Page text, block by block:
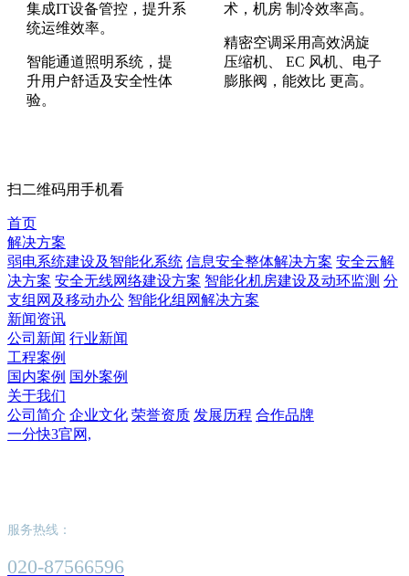
集成IT设备管控，提升系
统运维效率。
智能通道照明系统，提
升用户舒适及安全性体
验。
术，机房 制冷效率高。
精密空调采用高效涡旋
压缩机、 EC 风机、电子
膨胀阀，能效比 更高。
扫二维码用手机看
首页
解决方案
弱电系统建设及智能化系统 信息安全整体解决方案 安全云解
决方案 安全无线网络建设方案 智能化机房建设及动环监测 分
支组网及移动办公 智能化组网解决方案
新闻资讯
公司新闻 行业新闻
工程案例
国内案例 国外案例
关于我们
公司简介 企业文化 荣誉资质 发展历程 合作品牌
一分快3官网,
服务热线：
020-87566596